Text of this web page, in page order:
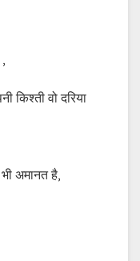
किश्ती वो दरिया
अमानत है,